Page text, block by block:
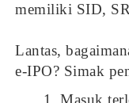
memiliki SID,
Lantas,
e-IPO? Simak
Masuk